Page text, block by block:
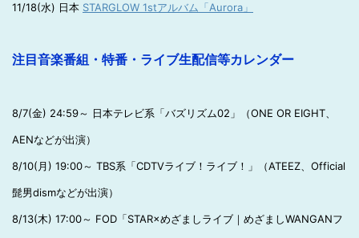
11/18(水) 日本 STARGLOW 1stアルバム「Aurora」
注目音楽番組・特番・ライブ生配信等カレンダー
8/7(金) 24:59～ 日本テレビ系「バズリズム02」（ONE OR EIGHT、
AENなどが出演）
8/10(月) 19:00～ TBS系「CDTVライブ！ライブ！」（ATEEZ、Official
髭男dismなどが出演）
8/13(木) 17:00～ FOD「STAR×めざましライブ｜めざましWANGANフ